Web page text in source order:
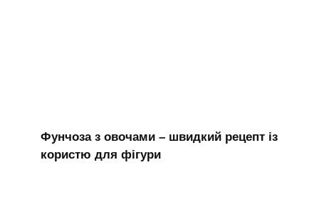
Фунчоза з овочами – швидкий рецепт із
користю для фігури